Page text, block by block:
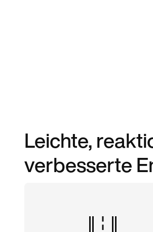
Leichte,
verbesserte